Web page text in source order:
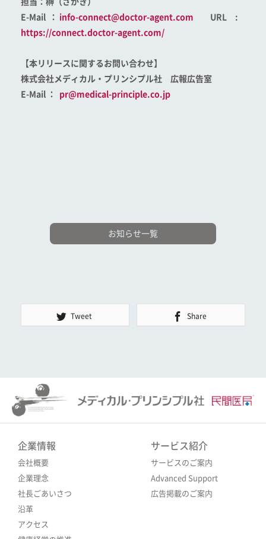
担当：榊（さかき）
E-Mail
： info-connect@doctor-agent.com URL
:
https://connect.doctor-agent.com/
【本リリースに関するお問い合わせ 】
株式会社メディカル・プリンシプル社 広報広告室
E-Mail ： pr@medical-principle.co.jp
お知らせ一覧
Tweet Share
企業情報
会社概要
企業理念
社長ごあいさつ
沿革
アクセス
サービス紹介
サービスのご案内
Advanced Support
広告掲載のご案内